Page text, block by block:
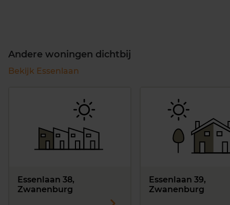
Andere woningen dichtbij
Bekijk Essenlaan
Essenlaan 38,
Zwanenburg
Essenlaan 39,
Zwanenburg